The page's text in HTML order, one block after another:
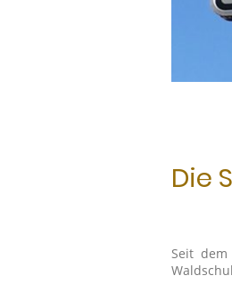
Die
Seit